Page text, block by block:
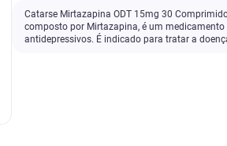
Catarse Mirtazapina ODT 15mg 30
composto por Mirtazapina, é um
antidepressivos. É indicado para tratar a